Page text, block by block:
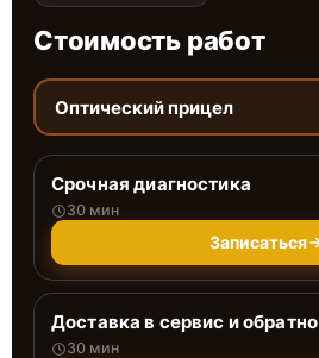
Стоимость работ
Оптический прицел
Срочная диагностика
30 мин
Записаться
Доставка в сервис и обратно
30 мин